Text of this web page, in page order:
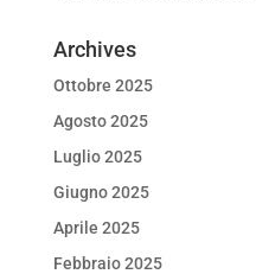
Archives
Ottobre 2025
Agosto 2025
Luglio 2025
Giugno 2025
Aprile 2025
Febbraio 2025